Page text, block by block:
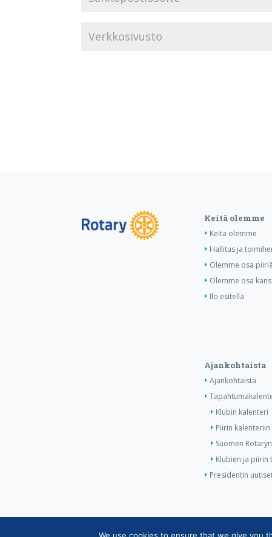
Keitä olemme
Keitä olemme
Hallitus ja
Olemme osa
Olemme osa
Ilo esitellä
Ajankohtaista
Ajankohtaista
Klubin kalenteri
Piirin kalenteriin
Suomen
Klubien ja piirin
Presidentin